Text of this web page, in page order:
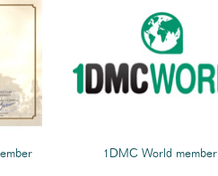
1DMC World member